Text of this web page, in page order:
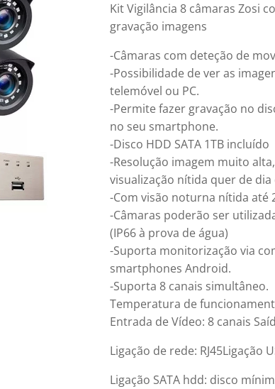
Kit Vigilância 8 câmaras Zosi
gravação imagens
-Câmaras com deteção de
-Possibilidade de ver as
telemóvel ou PC.
-Permite fazer gravação no
no seu smartphone.
-Disco HDD SATA 1TB incluído
-Resolução imagem muito
visualização nítida quer de
-Com visão noturna nítida até
-Câmaras poderão ser
(IP66 à prova de água)
-Suporta monitorização via
smartphones Android.
-Suporta 8 canais simultâneo.
Temperatura de
Entrada de Vídeo: 8 canais
Ligação de rede: RJ45Ligação
Ligação SATA hdd: disco